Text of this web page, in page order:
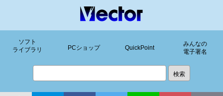
ソフト
ライブラリ
PCショップ QuickPoint
みんなの
電子署名